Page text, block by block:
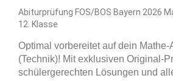
Abiturprüfung FOS/BOS Bayern 2026
12. Klasse
Optimal vorbereitet auf dein Mathe-
(Technik)! Mit exklusiven Original-
schülergerechten Lösungen und